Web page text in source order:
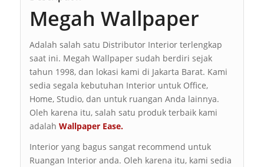
Megah Wallpaper
Adalah salah satu Distributor Interior terlengkap
saat ini. Megah Wallpaper sudah berdiri sejak
tahun 1998, dan lokasi kami di Jakarta Barat. Kami
sedia segala kebutuhan Interior untuk Office,
Home, Studio, dan untuk ruangan Anda lainnya.
Oleh karena itu, salah satu produk terbaik kami
adalah Wallpaper Ease.
Interior yang bagus sangat recommend untuk
Ruangan Interior anda. Oleh karena itu, kami sedia